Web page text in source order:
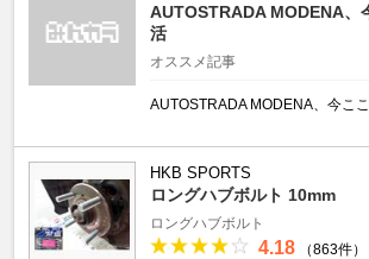
AUTOSTRADA MODENA、
活
オススメ記事
AUTOSTRADA MODENA、今こ
HKB SPORTS
ロングハブボルト 10mm
ロングハブボルト
4.18
（863件）